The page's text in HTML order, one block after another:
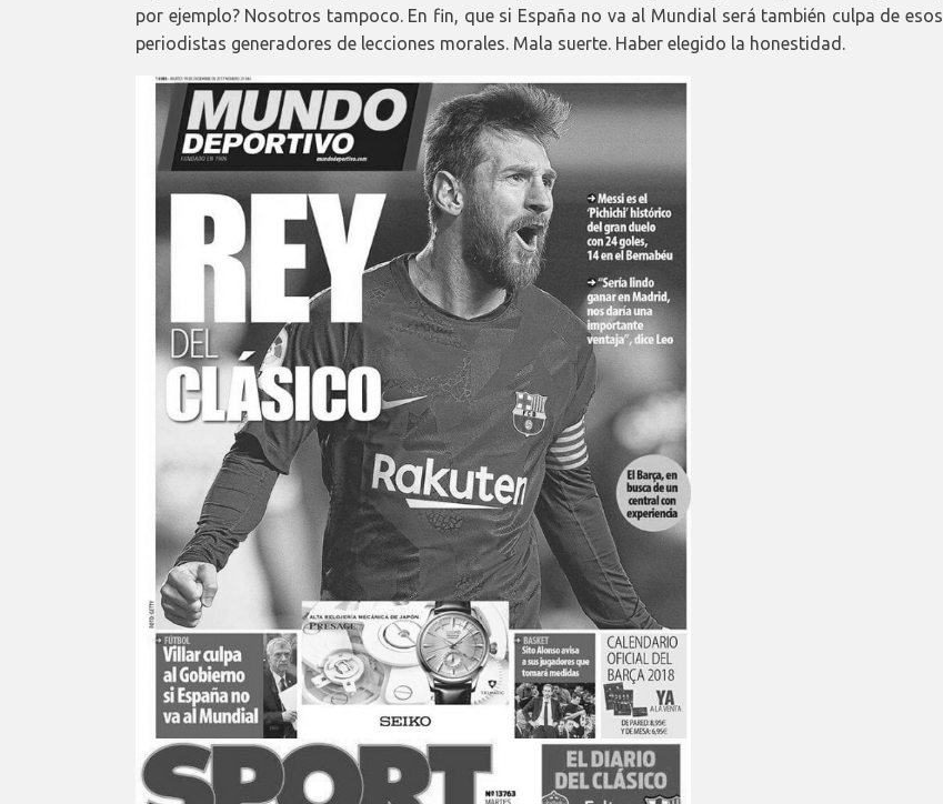
por ejemplo? Nosotros tampoco. En fin, que si España no va al Mundial será también culpa de esos
periodistas generadores de lecciones morales. Mala suerte. Haber elegido la honestidad.